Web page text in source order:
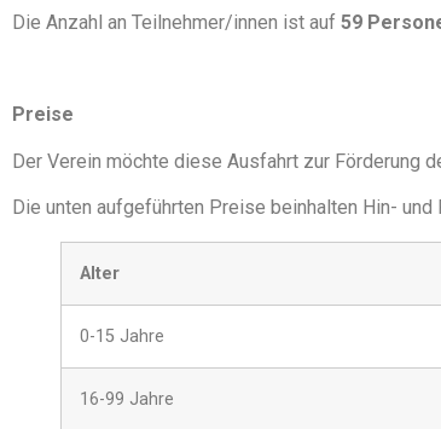
Die Anzahl an Teilnehmer/innen ist auf 59
Preise
Der Verein möchte diese Ausfahrt zur Förderung
Die unten aufgeführten Preise beinhalten Hin- und
Alter
0-15 Jahre
16-99 Jahre